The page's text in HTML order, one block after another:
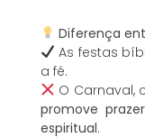
Diferença
As festas
a fé.
O Carnaval,
promove
espiritual.